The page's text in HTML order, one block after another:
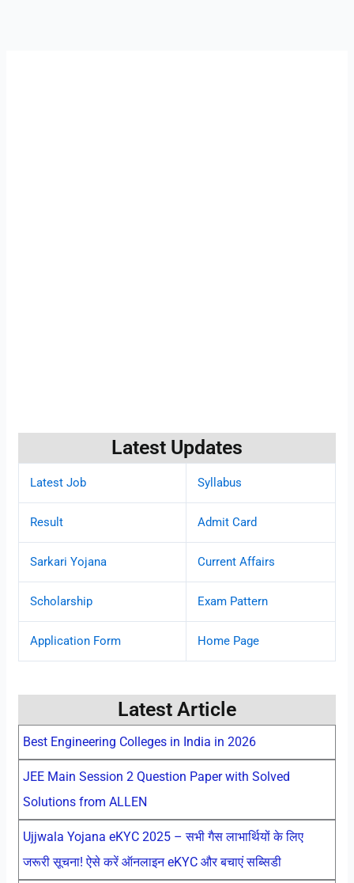
Latest Updates
Latest Job Syllabus
Result Admit Card
Sarkari Yojana Current Affairs
Scholarship Exam Pattern
Application Form Home Page
Latest Article
Best Engineering Colleges in India in 2026
JEE Main Session 2 Question Paper with Solved
Solutions from ALLEN
Ujjwala Yojana eKYC 2025 – सभी गैस लाभार्थियों के लिए
जरूरी सूचना! ऐसे करें ऑनलाइन eKYC और बचाएं सब्सिडी